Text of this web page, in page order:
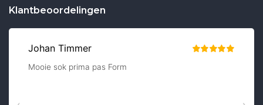
Klantbeoordelingen